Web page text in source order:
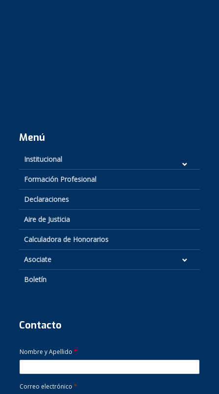
Menú
Institucional
Formación Profesional
Declaraciones
Aire de Justicia
Calculadora de Honorarios
Asociate
Boletín
Contacto
Nombre y Apellido *
Correo electrónico *